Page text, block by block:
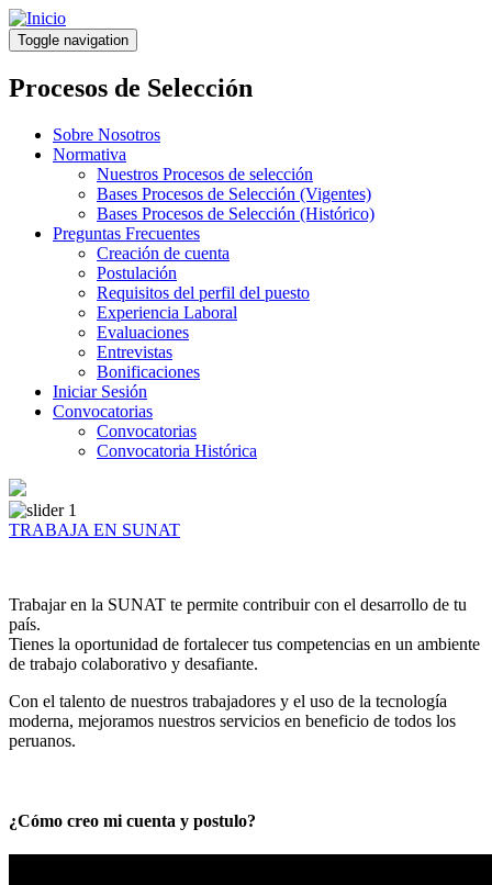
Pasar
al
contenido
principal
Toggle navigation
Procesos de Selección
Sobre Nosotros
Normativa
Nuestros Procesos de selección
Bases Procesos de Selección (Vigentes)
Bases Procesos de Selección (Histórico)
Preguntas Frecuentes
Creación de cuenta
Postulación
Requisitos del perfil del puesto
Experiencia Laboral
Evaluaciones
Entrevistas
Bonificaciones
Iniciar Sesión
Convocatorias
Convocatorias
Convocatoria Histórica
TRABAJA EN SUNAT
Trabajar en la SUNAT te permite contribuir con el desarrollo de tu
país.
Tienes la oportunidad de fortalecer tus competencias en un ambiente
de trabajo colaborativo y desafiante.
Con el talento de nuestros trabajadores y el uso de la tecnología
moderna, mejoramos nuestros servicios en beneficio de todos los
peruanos.
¿Cómo creo mi cuenta y postulo?